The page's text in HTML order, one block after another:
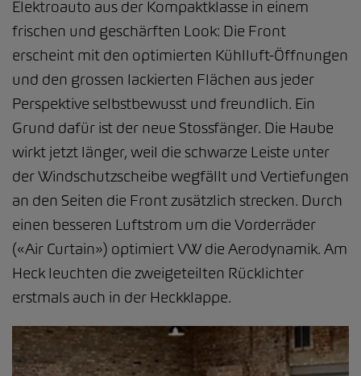
Elektroauto aus der Kompaktklasse in einem
frischen und geschärften Look: Die Front
erscheint mit den optimierten Kühlluft-Öffnungen
und den grossen lackierten Flächen aus jeder
Perspektive selbstbewusst und freundlich. Ein
Grund dafür ist der neue Stossfänger. Die Haube
wirkt jetzt länger, weil die schwarze Leiste unter
der Windschutzscheibe wegfällt und Vertiefungen
an den Seiten die Front zusätzlich strecken. Durch
einen besseren Luftstrom um die Vorderräder
(«Air Curtain») optimiert VW die Aerodynamik. Am
Heck leuchten die zweigeteilten Rücklichter
erstmals auch in der Heckklappe.